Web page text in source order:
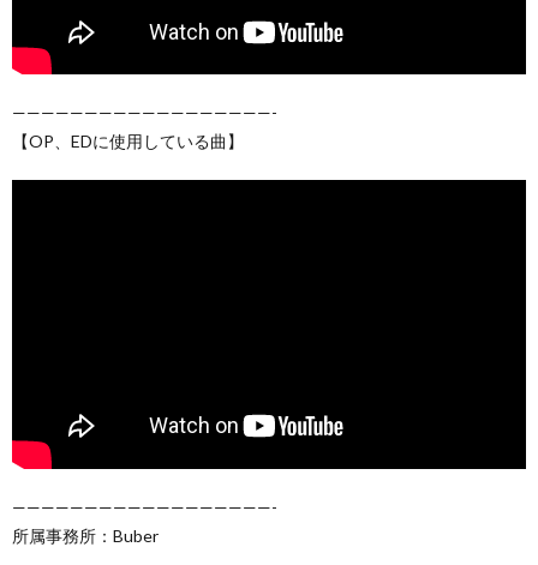
——————————————————-
【OP、EDに使用している曲】
——————————————————-
所属事務所：Buber